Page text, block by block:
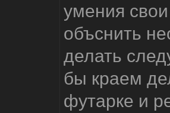
умения
объснить
делать
бы краем
футарке и